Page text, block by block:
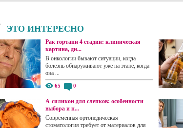
ЭТО ИНТЕРЕСНО
Рак гортани 4 стадии: клиническая
картина, ди...
В онкологии бывают ситуации, когда
болезнь обнаруживают уже на этапе, когда
она ...
65 0
А-силикон для слепков: особенности
выбора и п...
Современная ортопедическая
стоматология требует от материалов для